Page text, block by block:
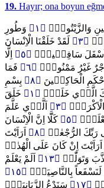
19. Hayır; ona boyun
وَالزَّيْتُونِۙ ﴿١﴾
وَطُورِ
﴿٣﴾
لَقَدْ خَلَقْنَا الْاِنْسَانَ
اَسْفَلَ سَافِل۪ينَۙ ﴿٥﴾
اِلَّا
اَجْرٌ غَيْرُ مَمْنُونٍۜ ﴿٦﴾
فَمَا
الْحَاكِم۪ينَ ﴿٨﴾
بِسْمِ
الَّذ۪ي خَلَقَۚ ﴿١﴾
خَلَقَ
الْاَكْرَمُۙ ﴿٣﴾
اَلَّذ۪ي عَلَّمَ
يَعْلَمْۜ ﴿٥﴾
كَلَّٓا اِنَّ الْاِنْسَانَ
رَبِّكَ الرُّجْعٰىۜ ﴿٨﴾
اَرَاَيْتَ
اَرَاَيْتَ اِنْ كَانَ عَلَى الْهُدٰىۙ
وَتَوَلّٰىۜ ﴿١٣﴾
اَلَمْ يَعْلَمْ
بِالنَّاصِيَةِۙ ﴿١٥﴾
﴿١٧﴾
سَنَدْعُ الزَّبَانِيَةَۙ